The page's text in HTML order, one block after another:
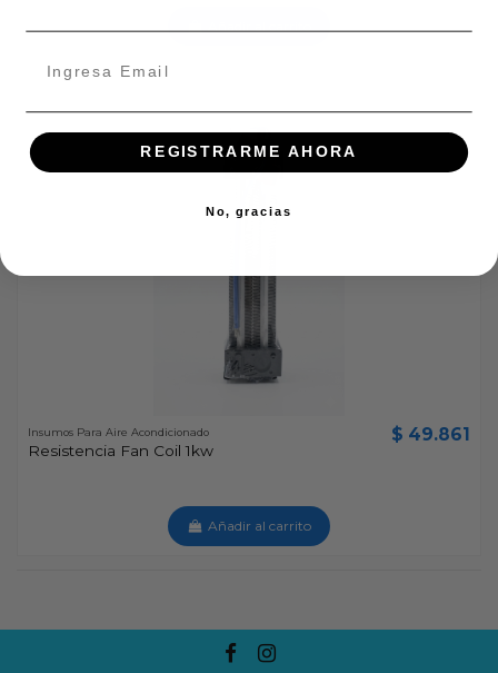
Insumos Para Aire Acondicionado
Resistencia Fan Coil 1kw
$ 49.861
Añadir al carrito
REGISTRARME AHORA
No, gracias